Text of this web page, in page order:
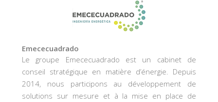
Emececuadrado
Le groupe Emececuadrado est un cabinet de
conseil stratégique en matière d’énergie. Depuis
2014, nous participons au développement de
solutions sur mesure et à la mise en place de